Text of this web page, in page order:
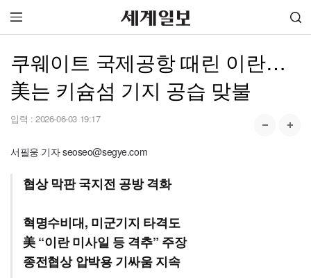
쿠웨이트 국제공항 때린 이란…
美는 키슘섬 기지 공습 맞불
입력 : 2026-06-03 19:17
서필웅 기자 seoseo@segye.com
협상 막판 국지전 공방 격화
혁명수비대, 미군기지 타격도
美 “이란 미사일 등 격추” 주장
종전협상 압박용 기싸움 지속